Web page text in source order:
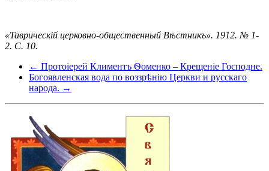
«Таврическій церковно-общественный Вѣстникъ». 1912. № 1-
2. С. 10.
← Протоіерей Климентъ Ѳоменко – Крещеніе Господне.
Богоявленская вода по воззрѣнію Церкви и русскаго
народа. →